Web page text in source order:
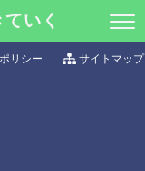
いく
リシー サイトマップ